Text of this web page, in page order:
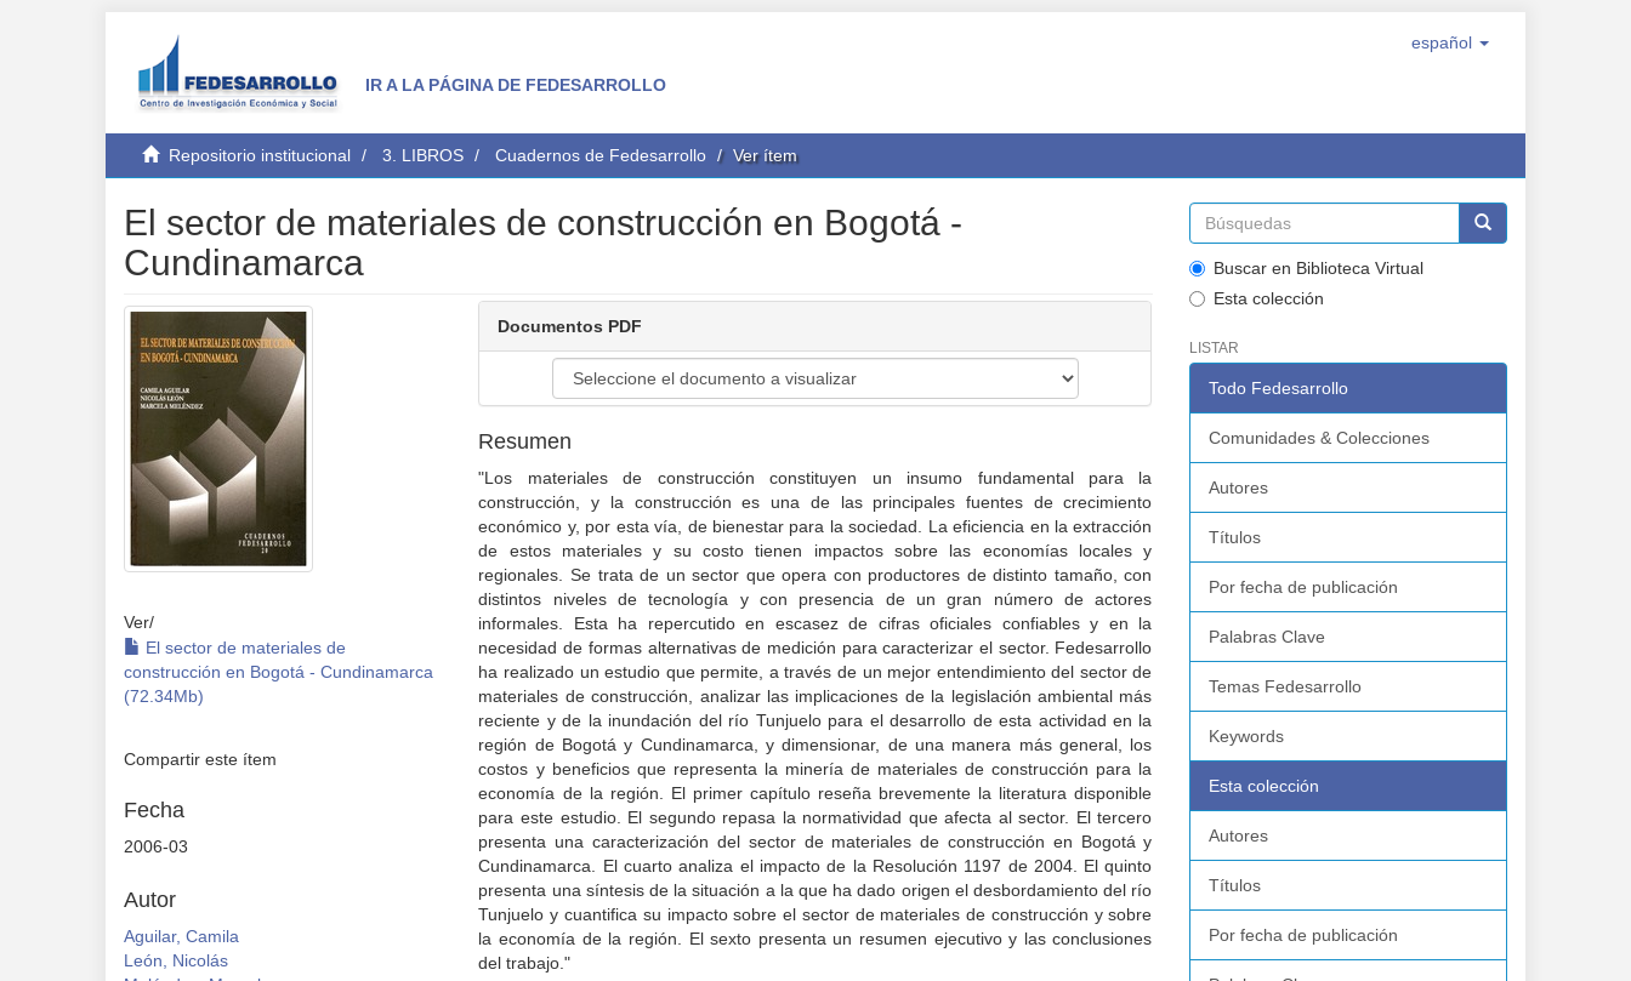
IR A LA PÁGINA DE FEDESARROLLO
español
Repositorio institucional 3. LIBROS Cuadernos de Fedesarrollo Ver ítem
El sector de materiales de construcción en Bogotá -
Cundinamarca
Ver/
El sector de materiales de
construcción en Bogotá - Cundinamarca
(72.34Mb)
Compartir este ítem
Fecha
2006-03
Autor
Aguilar, Camila
León, Nicolás
Documentos PDF
Resumen
"Los materiales de construcción constituyen un insumo fundamental para la
construcción, y la construcción es una de las principales fuentes de crecimiento
económico y, por esta vía, de bienestar para la sociedad. La eficiencia en la extracción
de estos materiales y su costo tienen impactos sobre las economías locales y
regionales. Se trata de un sector que opera con productores de distinto tamaño, con
distintos niveles de tecnología y con presencia de un gran número de actores
informales. Esta ha repercutido en escasez de cifras oficiales confiables y en la
necesidad de formas alternativas de medición para caracterizar el sector. Fedesarrollo
ha realizado un estudio que permite, a través de un mejor entendimiento del sector de
materiales de construcción, analizar las implicaciones de la legislación ambiental más
reciente y de la inundación del río Tunjuelo para el desarrollo de esta actividad en la
región de Bogotá y Cundinamarca, y dimensionar, de una manera más general, los
costos y beneficios que representa la minería de materiales de construcción para la
economía de la región. El primer capítulo reseña brevemente la literatura disponible
para este estudio. El segundo repasa la normatividad que afecta al sector. El tercero
presenta una caracterización del sector de materiales de construcción en Bogotá y
Cundinamarca. El cuarto analiza el impacto de la Resolución 1197 de 2004. El quinto
presenta una síntesis de la situación a la que ha dado origen el desbordamiento del río
Tunjuelo y cuantifica su impacto sobre el sector de materiales de construcción y sobre
la economía de la región. El sexto presenta un resumen ejecutivo y las conclusiones
del trabajo."
Buscar en Biblioteca Virtual
Esta colección
LISTAR
Todo Fedesarrollo
Comunidades & Colecciones
Autores
Títulos
Por fecha de publicación
Palabras Clave
Temas Fedesarrollo
Keywords
Esta colección
Autores
Títulos
Por fecha de publicación